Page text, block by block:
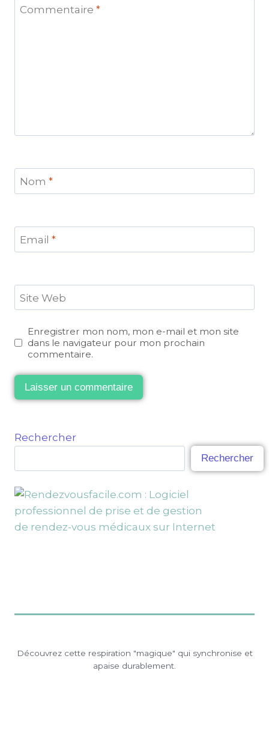
Commentaire *
Nom *
Email *
Site Web
Enregistrer mon nom, mon e-mail et mon site
dans le navigateur pour mon prochain
commentaire.
Rechercher
Rechercher
Découvrez cette respiration "magique" qui synchronise et
apaise durablement.